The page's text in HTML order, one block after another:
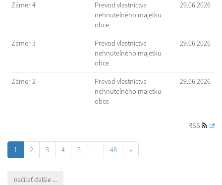
Zámer 4
Prevod vlastníctva
nehnuteľného majetku
obce
29.06.2026
Zámer 3
Prevod vlastníctva
nehnuteľného majetku
obce
29.06.2026
Zámer 2
Prevod vlastníctva
nehnuteľného majetku
obce
29.06.2026
RSS
1 2 3 4 5 ... 48 »
načítať ďalšie ...